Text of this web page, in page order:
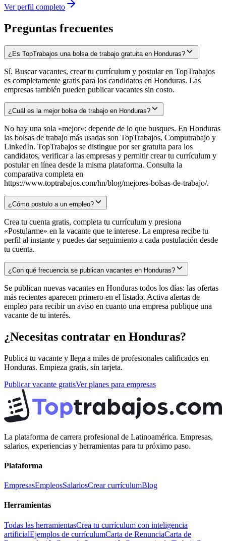
Ver perfil completo
Preguntas frecuentes
¿Es TopTrabajos una bolsa de trabajo gratuita en Honduras?
Sí. Buscar vacantes, crear tu currículum y postular en TopTrabajos
es completamente gratis para los candidatos en Honduras. Las
empresas también pueden publicar vacantes sin costo.
¿Cuál es la mejor bolsa de trabajo en Honduras?
No hay una sola «mejor»: depende de lo que busques. En Honduras
las bolsas de trabajo más usadas son TopTrabajos, Computrabajo y
LinkedIn. TopTrabajos se distingue por ser gratuita para los
candidatos, verificar a las empresas y permitir crear tu currículum y
postular en línea desde la misma plataforma. Consulta la
comparativa completa en
https://www.toptrabajos.com/hn/blog/mejores-bolsas-de-trabajo/.
¿Cómo postulo a un empleo?
Crea tu cuenta gratis, completa tu currículum y presiona
«Postularme» en la vacante que te interese. La empresa recibe tu
perfil al instante y puedes dar seguimiento a cada postulación desde
tu cuenta.
¿Con qué frecuencia se publican vacantes en Honduras?
Se publican nuevas vacantes en Honduras todos los días: las ofertas
más recientes aparecen primero en el listado. Activa alertas de
empleo para recibir un aviso en cuanto una empresa publique una
vacante de tu interés.
¿Necesitas contratar en Honduras?
Publica tu vacante y llega a miles de profesionales calificados en
Honduras. Empieza gratis, sin tarjeta.
Publicar vacante gratisVer planes para empresas
La plataforma de carrera profesional de Latinoamérica. Empresas,
salarios, experiencias y herramientas para tu próximo paso.
Plataforma
EmpresasEmpleosSalariosCrear currículumBlog
Herramientas
Todas las herramientasCrea tu currículum con inteligencia
artificialEjemplos de currículumCarta de RenunciaCarta de